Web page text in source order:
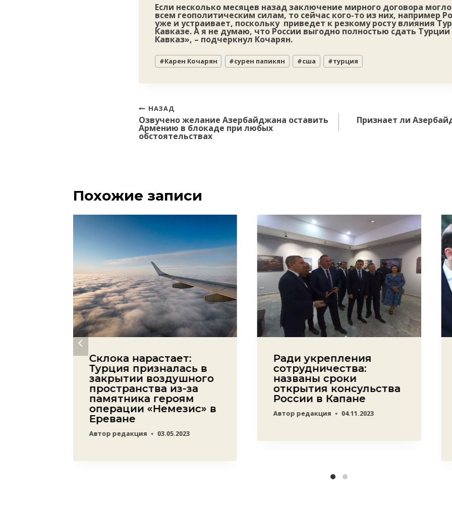
Если несколько месяцев назад заключение мирного договора
всем геополитическим силам, то сейчас кого-то из них, например
уже и устраивает, поскольку приведет к резкому росту влияния
Кавказе. А я не думаю, что России выгодно полностью сдать
Кавказ», – подчеркнул Кочарян.
Метки
записи:
#Карен Кочарян #сурен папикян #сша #турция
Навигация
по
записям
НАЗАД
Озвучено желание Азербайджана оставить
Армению в блокаде при любых
обстоятельствах
Признает ли
Похожие записи
Склока нарастает:
Турция призналась в
закрытии воздушного
пространства из-за
памятника героям
операции «Немезис» в
Ереване
Автор редакция 03.05.2023
Ради укрепления
сотрудничества:
названы сроки
открытия консульства
России в Капане
Автор редакция 04.11.2023